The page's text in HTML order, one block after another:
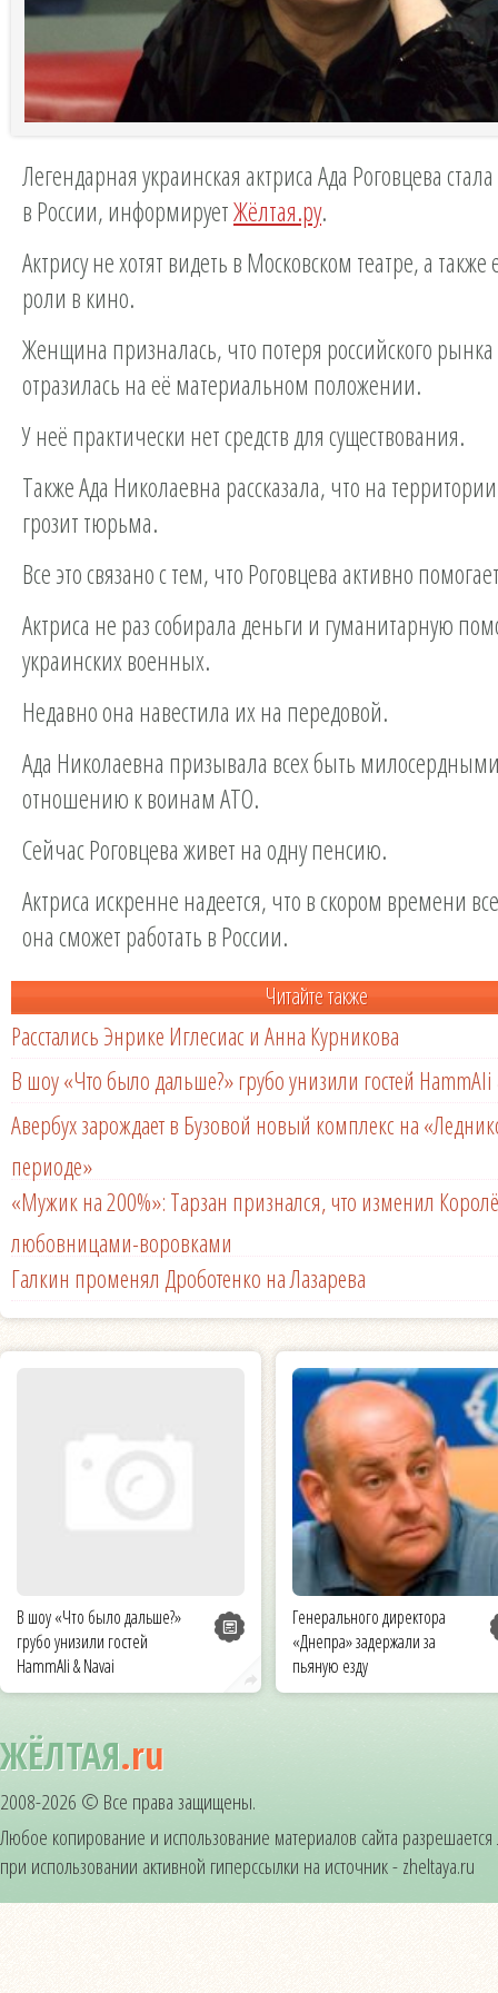
Легендарная украинская актриса Ада Роговцева
в России, информируетЖёлтая.ру.
Актрису не хотят видеть в Московском театре, а
роли в кино.
Женщина призналась, что потеря российского
отразилась на её материальном положении.
У неё практически нет средств для существования.
Также Ада Николаевна рассказала, что на
грозит тюрьма.
Все это связано с тем, что Роговцева активно
Актриса не раз собирала деньги и гуманитарную
украинских военных.
Недавно она навестила их на передовой.
Ада Николаевна призывала всех быть
отношению к воинам АТО.
Сейчас Роговцева живет на одну пенсию.
Актриса искренне надеется, что в скором времени
она сможет работать в России.
Читайте также
Расстались Энрике Иглесиас и Анна Курникова
В шоу «Что было дальше?» грубо унизили гостей HammAli
Авербух зарождает в Бузовой новый комплекс на
периоде»
«Мужик на 200%»: Тарзан признался, что изменил
любовницами-воровками
Галкин променял Дроботенко на Лазарева
В шоу «Что было дальше?»
грубо унизили гостей
HammAli & Navai
Генерального директора
«Днепра» задержали за
пьяную езду
ЖЁЛТАЯ.ru
2008-2026 © Все права защищены.
Любое копирование и использование материалов сайта
при использовании активной гиперссылки на источник - zheltaya.ru